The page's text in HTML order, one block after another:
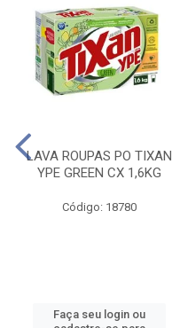
LAVA ROUPAS PO TIXAN
YPE GREEN CX 1,6KG
Código: 18780
Faça seu login ou